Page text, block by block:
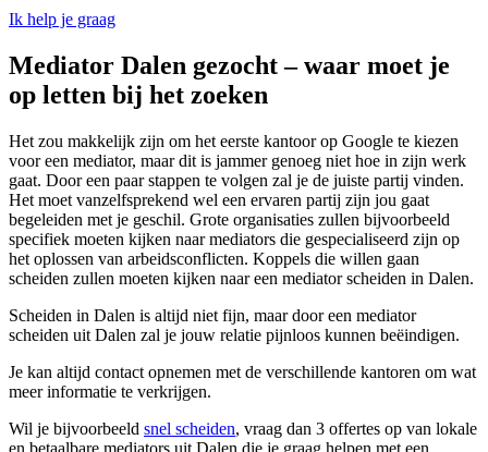
Ik help je graag
Mediator Dalen gezocht – waar moet je
op letten bij het zoeken
Het zou makkelijk zijn om het eerste kantoor op Google te kiezen
voor een mediator, maar dit is jammer genoeg niet hoe in zijn werk
gaat. Door een paar stappen te volgen zal je de juiste partij vinden.
Het moet vanzelfsprekend wel een ervaren partij zijn jou gaat
begeleiden met je geschil. Grote organisaties zullen bijvoorbeeld
specifiek moeten kijken naar mediators die gespecialiseerd zijn op
het oplossen van arbeidsconflicten. Koppels die willen gaan
scheiden zullen moeten kijken naar een mediator scheiden in Dalen.
Scheiden in Dalen is altijd niet fijn, maar door een mediator
scheiden uit Dalen zal je jouw relatie pijnloos kunnen beëindigen.
Je kan altijd contact opnemen met de verschillende kantoren om wat
meer informatie te verkrijgen.
Wil je bijvoorbeeld snel scheiden, vraag dan 3 offertes op van lokale